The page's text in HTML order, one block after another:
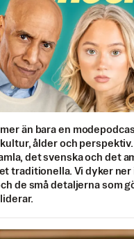
än bara en
ålder och
det svenska och det
traditionella. Vi dyker ner
de små detaljerna som